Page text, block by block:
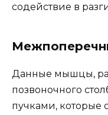
содействие в
Данные мышцы,
позвоночного
пучками, которые